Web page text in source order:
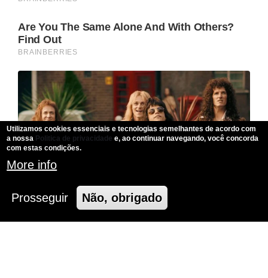
Utilizamos cookies essenciais e tecnologias semelhantes de acordo com
a nossa Politica de privacidade e, ao continuar navegando, você concorda
com estas condições.
More info
Prosseguir Não, obrigado